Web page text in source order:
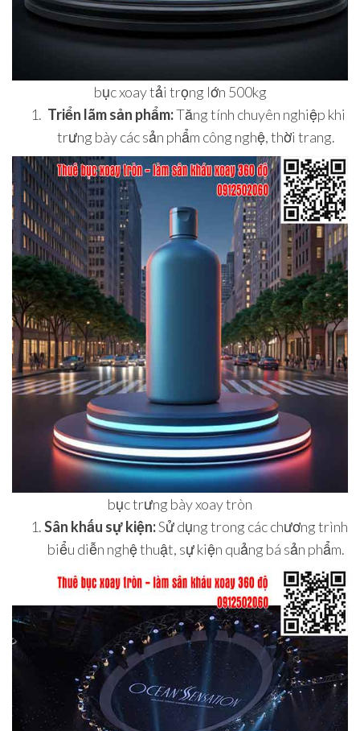
bục xoay tải trọng lớn 500kg
Triển lãm sản phẩm:Tăng tính chuyên nghiệp khi
trưng bày các sản phẩm công nghệ, thời trang.
bục trưng bày xoay tròn
Sân khấu sự kiện:Sử dụng trong các chương trình
biểu diễn nghệ thuật, sự kiện quảng bá sản phẩm.